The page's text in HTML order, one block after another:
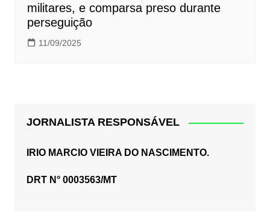
militares, e comparsa preso durante
perseguição
11/09/2025
JORNALISTA RESPONSÁVEL
IRIO MARCIO VIEIRA DO NASCIMENTO.
DRT N° 0003563/MT